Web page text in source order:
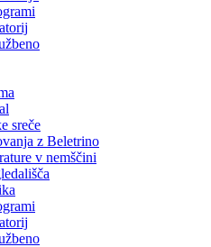
sreče
z Beletrino
v nemščini